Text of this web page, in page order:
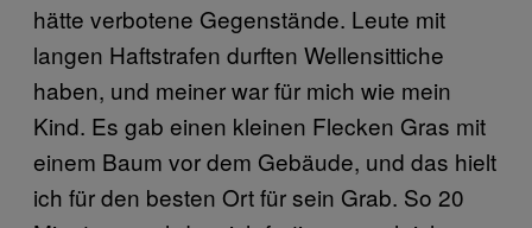
hätte verbotene Gegenstände. Leute mit
langen Haftstrafen durften Wellensittiche
haben, und meiner war für mich wie mein
Kind. Es gab einen kleinen Flecken Gras mit
einem Baum vor dem Gebäude, und das hielt
ich für den besten Ort für sein Grab. So 20